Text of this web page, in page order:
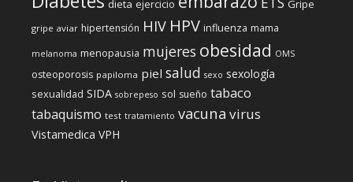
dieta ejercicio Gripe
gripe aviar hipertensión HIV HPV influenza mama
melanoma menopausia mujeres obesidad OMS
osteoporosis papiloma piel salud sexo sexología
sexualidad SIDA sobrepeso sol sueño tabaco
tabaquismo test tratamiento vacuna virus
Vistamedica VPH